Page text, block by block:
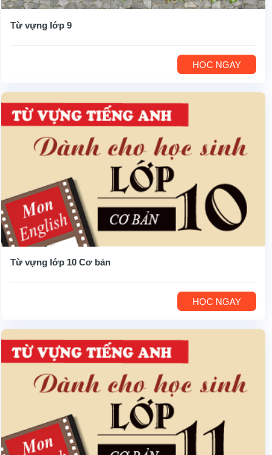
Từ vựng lớp 9
HỌC NGAY
Từ vựng lớp 10 Cơ bản
HỌC NGAY